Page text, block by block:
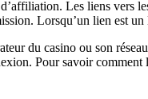
Les liens vers
Lorsqu’un lien est
du casino ou son
Pour savoir